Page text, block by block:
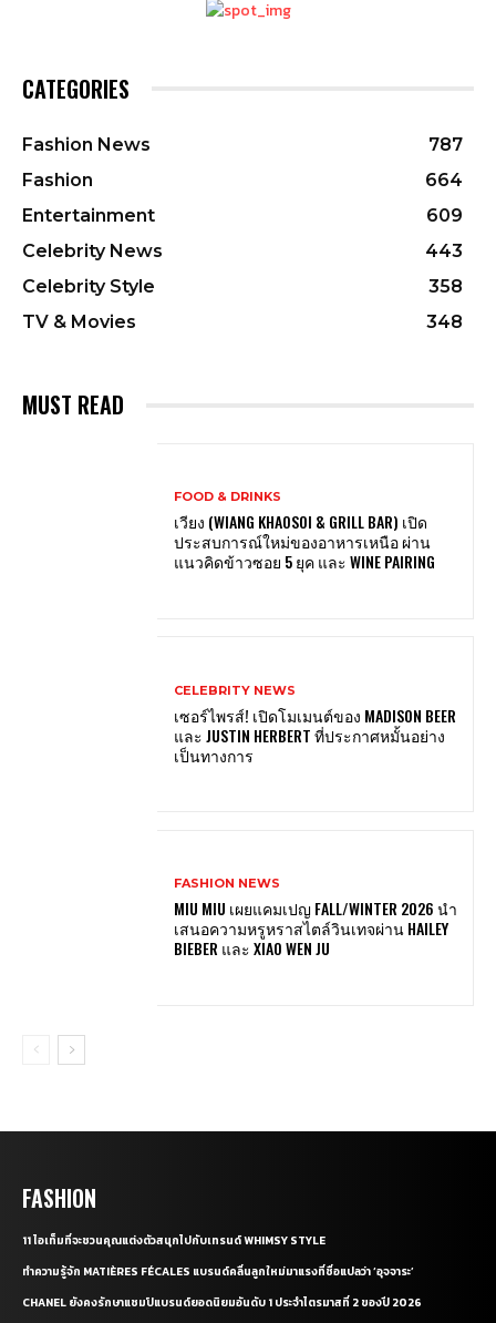
CATEGORIES
Fashion News
787
Fashion
664
Entertainment
609
Celebrity News
443
Celebrity Style
358
TV & Movies
348
MUST READ
FOOD & DRINKS
เวียง (WIANG KHAOSOI & GRILL BAR) เปิด
ประสบการณ์ใหม่ของอาหารเหนือ ผ่าน
แนวคิดข้าวซอย 5 ยุค และ WINE PAIRING
CELEBRITY NEWS
เซอร์ไพรส์! เปิดโมเมนต์ของ MADISON BEER
และ JUSTIN HERBERT ที่ประกาศหมั้นอย่าง
เป็นทางการ
FASHION NEWS
MIU MIU เผยแคมเปญ FALL/WINTER 2026 นำ
เสนอความหรูหราสไตล์วินเทจผ่าน HAILEY
BIEBER และ XIAO WEN JU
FASHION
11 ไอเท็มที่จะชวนคุณแต่งตัวสนุกไปกับเทรนด์ WHIMSY STYLE
ทำความรู้จัก MATIÈRES FÉCALES แบรนด์คลื่นลูกใหม่มาแรงที่ชื่อแปลว่า ‘อุจจาระ’
CHANEL ยังคงรักษาแชมป์แบรนด์ยอดนิยมอันดับ 1 ประจำไตรมาสที่ 2 ของปี 2026